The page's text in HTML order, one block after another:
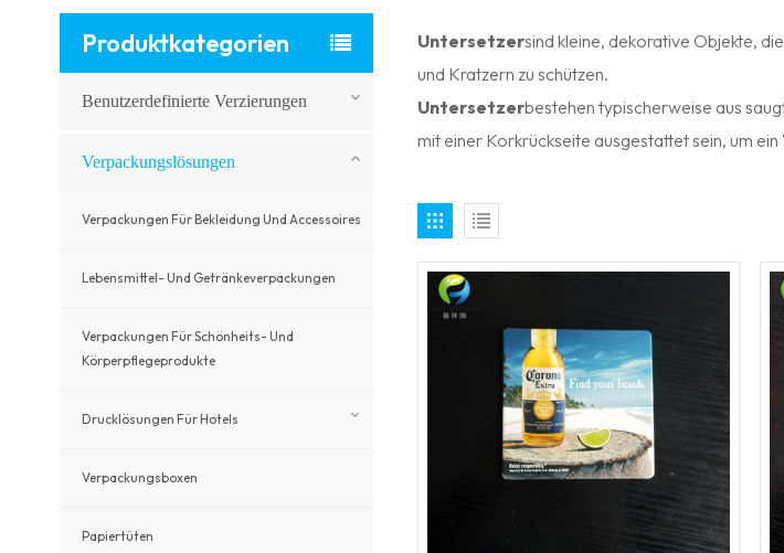
Untersetzersind kleine, dekorative Objekte,
und Kratzern zu schützen.
Untersetzerbestehen typischerweise aus
mit einer Korkrückseite ausgestattet sein, um
Produktkategorien
Benutzerdefinierte Verzierungen
Verpackungslösungen
Verpackungen Für Bekleidung Und Accessoires
Lebensmittel- Und Getränkeverpackungen
Verpackungen Für Schönheits- Und
Körperpflegeprodukte
Drucklösungen Für Hotels
Verpackungsboxen
Papiertüten